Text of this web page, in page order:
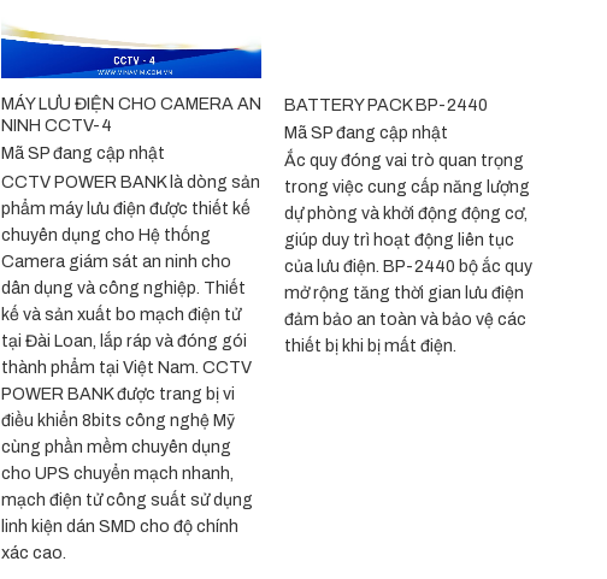
MÁY LƯU ĐIỆN CHO CAMERA AN
NINH CCTV-4
Mã SP đang cập nhật
CCTV POWER BANK là dòng sản
phẩm máy lưu điện được thiết kế
chuyên dụng cho Hệ thống
Camera giám sát an ninh cho
dân dụng và công nghiệp. Thiết
kế và sản xuất bo mạch điện tử
tại Đài Loan, lắp ráp và đóng gói
thành phẩm tại Việt Nam. CCTV
POWER BANK được trang bị vi
điều khiển 8bits công nghệ Mỹ
cùng phần mềm chuyên dụng
cho UPS chuyển mạch nhanh,
mạch điện tử công suất sử dụng
linh kiện dán SMD cho độ chính
xác cao.
BATTERY PACK BP-2440
Mã SP đang cập nhật
Ắc quy đóng vai trò quan trọng
trong việc cung cấp năng lượng
dự phòng và khởi động động cơ,
giúp duy trì hoạt động liên tục
của lưu điện. BP-2440 bộ ắc quy
mở rộng tăng thời gian lưu điện
đảm bảo an toàn và bảo vệ các
thiết bị khi bị mất điện.